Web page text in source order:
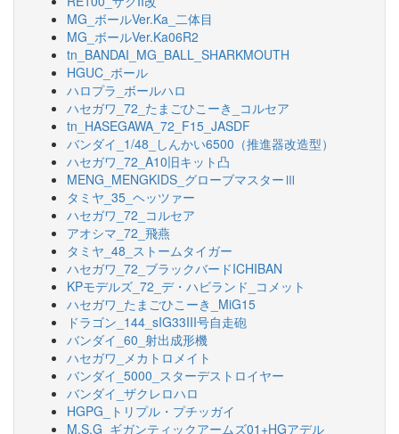
MG_ボールVer.Ka_二体目
MG_ボールVer.Ka06R2
tn_BANDAI_MG_BALL_SHARKMOUTH
HGUC_ボール
ハロプラ_ボールハロ
ハセガワ_72_たまごひこーき_コルセア
tn_HASEGAWA_72_F15_JASDF
バンダイ_1/48_しんかい6500（推進器改造型）
ハセガワ_72_A10旧キット凸
MENG_MENGKIDS_グローブマスターⅢ
タミヤ_35_ヘッツァー
ハセガワ_72_コルセア
アオシマ_72_飛燕
タミヤ_48_ストームタイガー
ハセガワ_72_ブラックバードICHIBAN
KPモデルズ_72_デ・ハビランド_コメット
ハセガワ_たまごひこーき_MiG15
ドラゴン_144_sIG33III号自走砲
バンダイ_60_射出成形機
ハセガワ_メカトロメイト
バンダイ_5000_スターデストロイヤー
バンダイ_ザクレロハロ
HGPG_トリプル・プチッガイ
M.S.G_ギガンティックアームズ01+HGアデル